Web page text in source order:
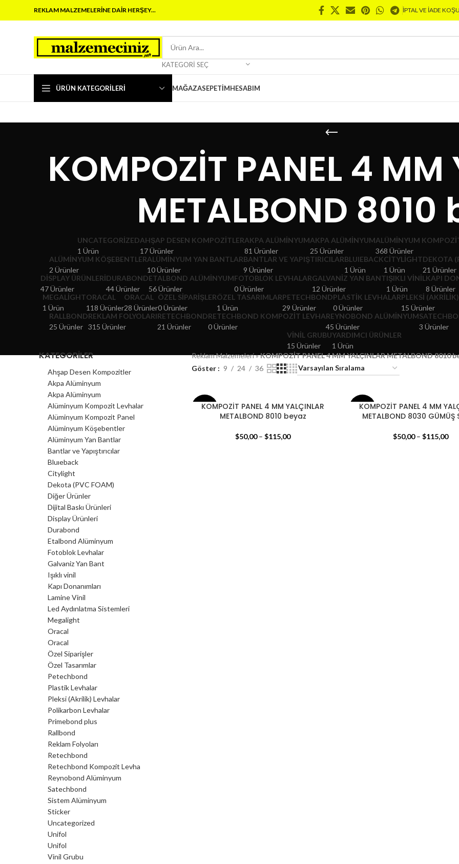
REKLAM MALZEMELERİNE DAİR HERŞEY... İPTAL VE İADE
KATEGORI SEÇ
ÜRÜN KATEGORILERI MAĞAZASEPETIMHESABIM
KOMPOZİT PANEL 4 MM
METALBOND 8010
UNCATEGORIZED
1 Ürün
AHŞAP DESEN KOMPOZITLER
17 Ürünler
AKPA ALÜMINYUM
81 Ürünler
AKPA ALÜMINYUM
25 Ürünler
ALÜMINYUM
368 Ürünler
ALÜMINYUM KÖŞEBENTLER
2 Ürünler
ALÜMINYUM YAN BANTLAR
10 Ürünler
BANTLAR VE YAPIŞTIRICILAR
9 Ürünler
BLUIEBACK
1 Ürün
CITYLIGHT
1 Ürün
DEKOTA
21 Ürünler
DISPLAY ÜRÜNLERI
47 Ürünler
DURABOND
44 Ürünler
ETALBOND ALÜMINYUM
56 Ürünler
FOTOBLOK LEVHALAR
0 Ürünler
GALVANIZ YAN BANT
12 Ürünler
IŞIKLI VINIL
1 Ürün
KAPI
8 Ürünler
MEGALIGHT
1 Ürün
ORACAL
118 Ürünler
ORACAL
28 Ürünler
ÖZEL SIPARIŞLER
0 Ürünler
ÖZEL TASARIMLAR
1 Ürün
PETECHBOND
29 Ürünler
PLASTIK LEVHALAR
0 Ürünler
PLEKSI
15 Ürünler
RALLBOND
25 Ürünler
REKLAM FOLYOLARI
315 Ürünler
RETECHBOND
21 Ürünler
RETECHBOND KOMPOZIT LEVHA
0 Ürünler
REYNOBOND ALÜMINYUM
45 Ürünler
3 Ürünler
VINIL GRUBU
15 Ürünler
YARDIMCI ÜRÜNLER
1 Ürün
KATEGORILER
Ahşap Desen Kompozitler
Akpa Alüminyum
Akpa Alüminyum
Alüminyum Kompozit Levhalar
Alüminyum Kompozit Panel
Alüminyum Köşebentler
Alüminyum Yan Bantlar
Bantlar ve Yapıştırıcılar
Bluıeback
Citylight
Dekota (PVC FOAM)
Diğer Ürünler
Dijital Baskı Ürünleri
Display Ürünleri
Durabond
Etalbond Alüminyum
Fotoblok Levhalar
Galvaniz Yan Bant
Işıklı vinil
Kapı Donanımları
Lamine Vinil
Led Aydınlatma Sistemleri
Megalight
Oracal
Oracal
Özel Siparişler
Özel Tasarımlar
Petechbond
Plastik Levhalar
Pleksi (Akrilik) Levhalar
Polikarbon Levhalar
Primebond plus
Rallbond
Reklam Folyoları
Retechbond
Retechbond Kompozit Levha
Reynobond Alüminyum
Satechbond
Sistem Alüminyum
Sticker
Uncategorized
Unifol
Unifol
Vinil Grubu
Reklam Malzemeleri»KOMPOZİT PANEL 4 MM YALÇINLAR METALBOND 8010
Göster
9 24 36
- 17%
KOMPOZİT PANEL 4 MM YALÇINLAR
METALBOND 8010 beyaz
$50,00 – $115,00
- 17%
KOMPOZİT PANEL 4 MM
METALBOND 8030 GÜMÜŞ
$50,00 – $115,00